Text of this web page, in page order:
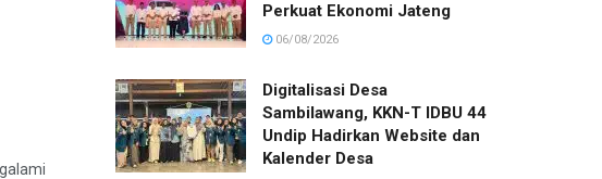
Perkuat Ekonomi Jateng
06/08/2026
Digitalisasi Desa
Sambilawang, KKN-T IDBU 44
Undip Hadirkan Website dan
Kalender Desa